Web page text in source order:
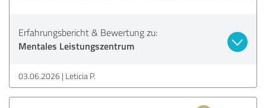
Erfahrungsbericht & Bewertung zu:
Mentales Leistungszentrum
03.06.2026 Leticia P.